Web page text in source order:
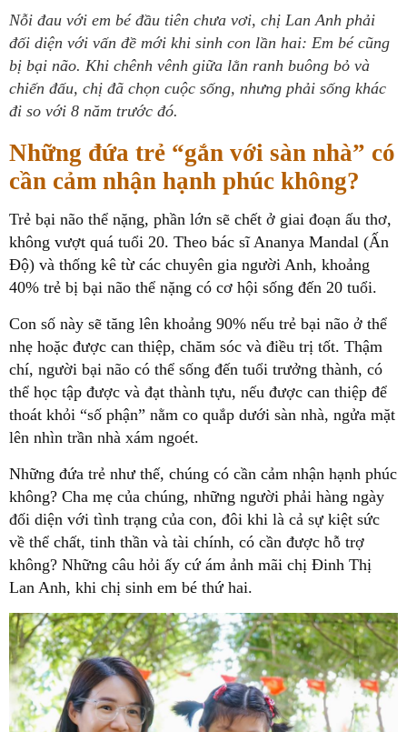
Nỗi đau với em bé đầu tiên chưa vơi, chị Lan Anh phải
đối diện với vấn đề mới khi sinh con lần hai: Em bé cũng
bị bại não. Khi chênh vênh giữa lằn ranh buông bỏ và
chiến đấu, chị đã chọn cuộc sống, nhưng phải sống khác
đi so với 8 năm trước đó.
Những đứa trẻ “gắn với sàn nhà” có
cần cảm nhận hạnh phúc không?
Trẻ bại não thể nặng, phần lớn sẽ chết ở giai đoạn ấu thơ,
không vượt quá tuổi 20. Theo bác sĩ Ananya Mandal (Ấn
Độ) và thống kê từ các chuyên gia người Anh, khoảng
40% trẻ bị bại não thể nặng có cơ hội sống đến 20 tuổi.
Con số này sẽ tăng lên khoảng 90% nếu trẻ bại não ở thể
nhẹ hoặc được can thiệp, chăm sóc và điều trị tốt. Thậm
chí, người bại não có thể sống đến tuổi trưởng thành, có
thể học tập được và đạt thành tựu, nếu được can thiệp để
thoát khỏi “số phận” nằm co quắp dưới sàn nhà, ngửa mặt
lên nhìn trần nhà xám ngoét.
Những đứa trẻ như thế, chúng có cần cảm nhận hạnh phúc
không? Cha mẹ của chúng, những người phải hàng ngày
đối diện với tình trạng của con, đôi khi là cả sự kiệt sức
về thể chất, tinh thần và tài chính, có cần được hỗ trợ
không? Những câu hỏi ấy cứ ám ảnh mãi chị Đinh Thị
Lan Anh, khi chị sinh em bé thứ hai.